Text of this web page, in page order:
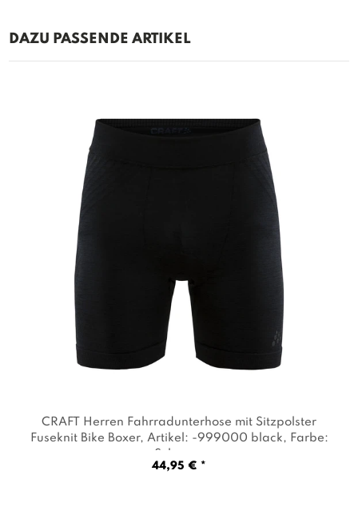
DAZU PASSENDE ARTIKEL
CRAFT Herren Fahrradunterhose mit Sitzpolster
Fuseknit Bike Boxer, Artikel: -999000 black , Farbe:
Schwarz
44,95 € *